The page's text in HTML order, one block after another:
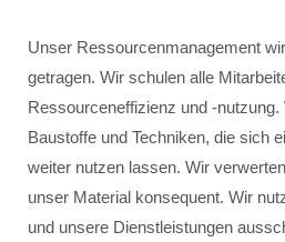
Unser Ressourcenmanagement
getragen. Wir schulen alle
Ressourceneffizienz und -
Baustoffe und Techniken, die sich
weiter nutzen lassen. Wir
unser Material konsequent. Wir
und unsere Dienstleistungen